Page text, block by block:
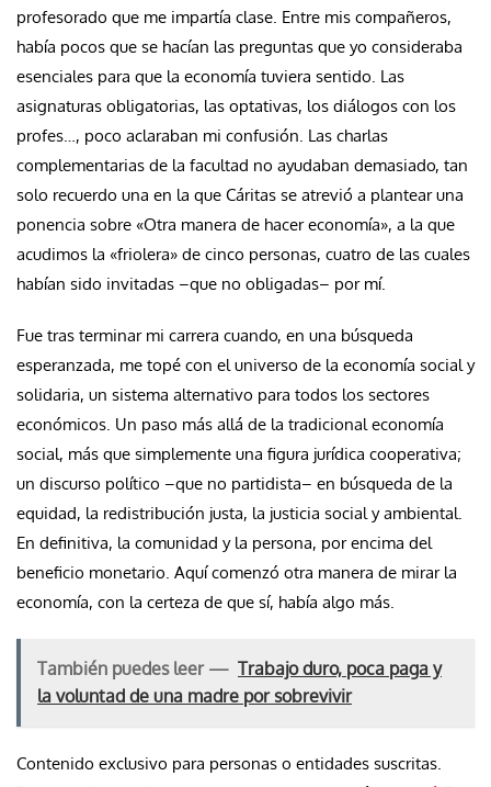
profesorado que me impartía clase. Entre mis compañeros,
había pocos que se hacían las preguntas que yo consideraba
esenciales para que la economía tuviera sentido. Las
asignaturas obligatorias, las optativas, los diálogos con los
profes…, poco aclaraban mi confusión. Las charlas
complementarias de la facultad no ayudaban demasiado, tan
solo recuerdo una en la que Cáritas se atrevió a plantear una
ponencia sobre «Otra manera de hacer economía», a la que
acudimos la «friolera» de cinco personas, cuatro de las cuales
habían sido invitadas –que no obligadas– por mí.
Fue tras terminar mi carrera cuando, en una búsqueda
esperanzada, me topé con el universo de la economía social y
solidaria, un sistema alternativo para todos los sectores
económicos. Un paso más allá de la tradicional economía
social, más que simplemente una figura jurídica cooperativa;
un discurso político –que no partidista– en búsqueda de la
equidad, la redistribución justa, la justicia social y ambiental.
En definitiva, la comunidad y la persona, por encima del
beneficio monetario. Aquí comenzó otra manera de mirar la
economía, con la certeza de que sí, había algo más.
También puedes leer — Trabajo duro, poca paga y
la voluntad de una madre por sobrevivir
Contenido exclusivo para personas o entidades suscritas.